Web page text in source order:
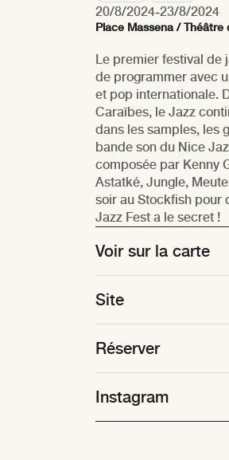
20/8/2024-23/8/2024
Place Massena / Théâtre
Le premier festival de
de programmer avec
et pop internationale.
Caraïbes, le Jazz
dans les samples, les
bande son du Nice
composée par Kenny
Astatké, Jungle,
soir au Stockfish pour
Jazz Fest a le secret !
Voir sur la carte
Site
Réserver
Instagram